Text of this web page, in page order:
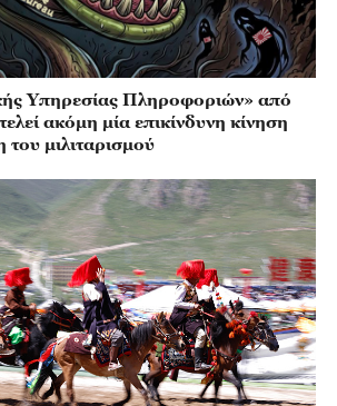
Υπηρεσίας Πληροφοριών» από
ακόμη μία επικίνδυνη κίνηση
του μιλιταρισμού